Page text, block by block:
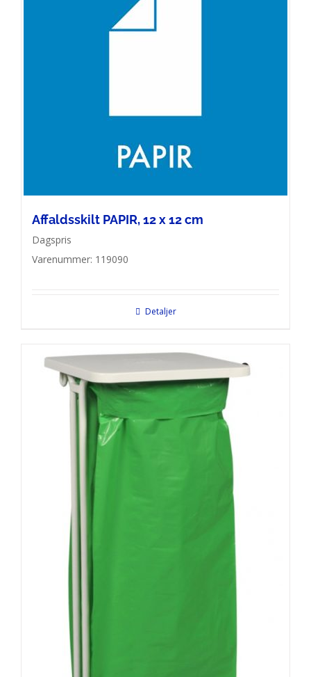
Affaldsskilt PAPIR, 12 x 12 cm
Dagspris
Varenummer: 119090
Detaljer